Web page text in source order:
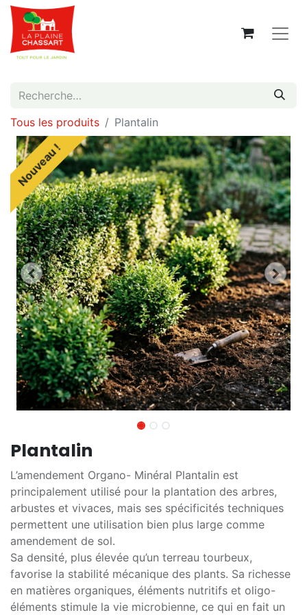
Tous les produits Plantalin
Nouveau !
Plantalin
L’amendement Organo- Minéral Plantalin est
principalement utilisé pour la plantation des arbres,
arbustes et vivaces, mais ses spécificités techniques
permettent une utilisation bien plus large comme
amendement de sol.
Sa densité, plus élevée qu’un terreau tourbeux,
favorise la stabilité mécanique des plants. Sa richesse
en matières organiques, éléments nutritifs et oligo-
éléments stimule la vie microbienne, ce qui en fait un